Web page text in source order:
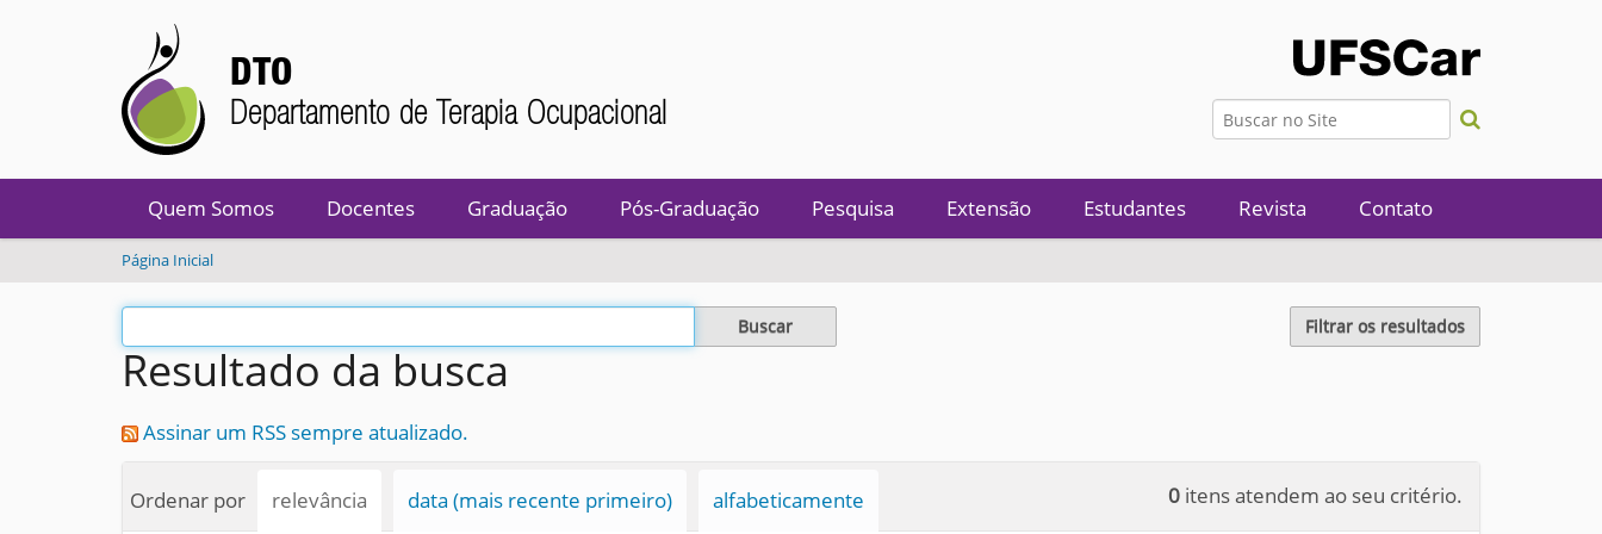
DTO
Departamento de Terapia Ocupacional Busca
Quem Somos
Docentes Graduação Pós-Graduação Pesquisa Extensão Estudantes Revista Contato
V
c
e
s
á
Página Inicial
Filtrar os resultados
Resultado da busca
Assinar um RSS sempre atualizado.
0 itens atendem ao seu critério.
Ordenar por relevância data (mais recente primeiro)
alfabeticamente